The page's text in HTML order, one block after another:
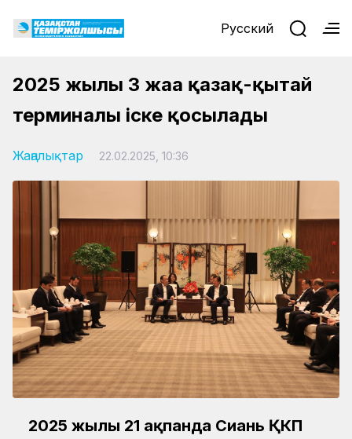
Русский
2025 жылы 3 жаңа қазақ-қытай
терминалы іске қосылады
Жаңалықтар 22.02.2025, 10:36
2025 жылғы 21 ақпанда Сиань ҚКП